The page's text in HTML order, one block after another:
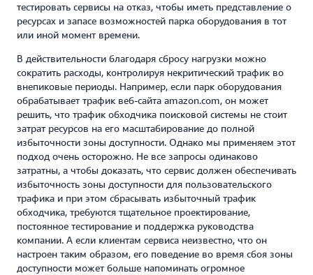
тестировать сервисы на отказ, чтобы иметь представление о
ресурсах и запасе возможностей парка оборудования в тот
или иной момент времени.
В действительности благодаря сбросу нагрузки можно
сократить расходы, контролируя некритический трафик во
внепиковые периоды. Например, если парк оборудования
обрабатывает трафик веб-сайта amazon.com, он может
решить, что трафик обходчика поисковой системы не стоит
затрат ресурсов на его масштабирование до полной
избыточности зоны доступности. Однако мы применяем этот
подход очень осторожно. Не все запросы одинаково
затратны, а чтобы доказать, что сервис должен обеспечивать
избыточность зоны доступности для пользовательского
трафика и при этом сбрасывать избыточный трафик
обходчика, требуются тщательное проектирование,
постоянное тестирование и поддержка руководства
компании. А если клиентам сервиса неизвестно, что он
настроен таким образом, его поведение во время сбоя зоны
доступности может больше напоминать огромное